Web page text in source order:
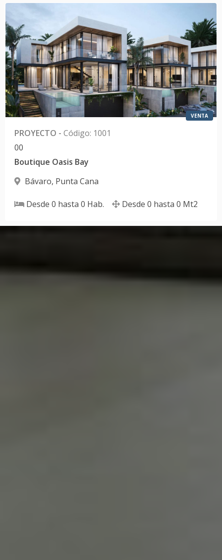
VENTA
PROYECTO - Código: 1001
00
Boutique Oasis Bay
Bávaro, Punta Cana
Desde 0 hasta 0 Hab. Desde 0 hasta 0 Mt2